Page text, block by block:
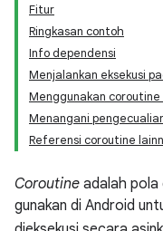
Fitur
Ringkasan contoh
Info dependensi
Menjalankan eksekusi
Menggunakan
Menangani
Referensi coroutine
Coroutine adalah pola
gunakan di Android